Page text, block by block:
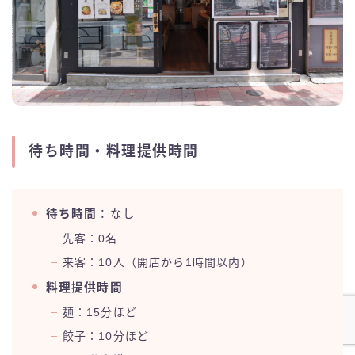
待ち時間・料理提供時間
待ち時間
：なし
先客：0名
来客：10人（開店から1時間以内）
料理提供時間
麺：15分ほど
餃子：10分ほど